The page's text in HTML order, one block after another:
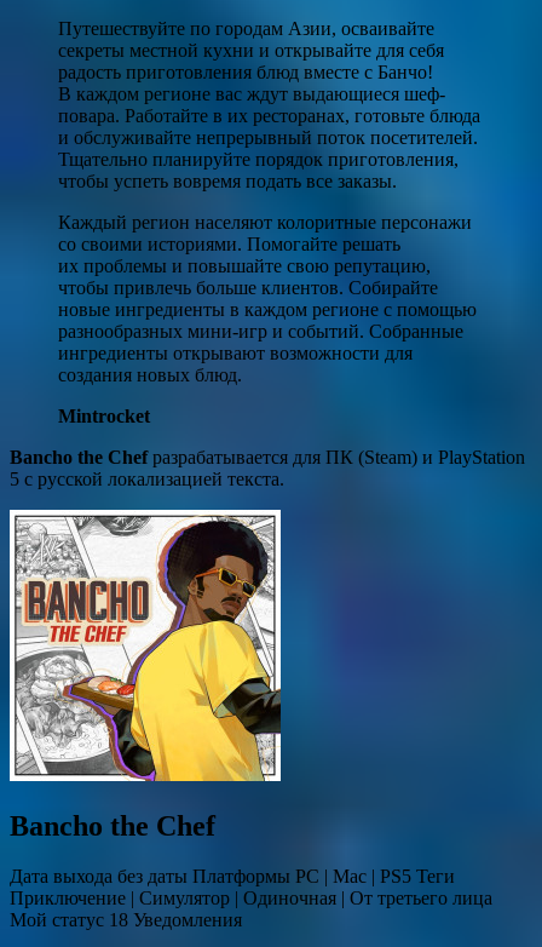
Путешествуйте по городам Азии, осваивайте
секреты местной кухни и открывайте для себя
радость приготовления блюд вместе с Банчо!
В каждом регионе вас ждут выдающиеся шеф-
повара. Работайте в их ресторанах, готовьте блюда
и обслуживайте непрерывный поток посетителей.
Тщательно планируйте порядок приготовления,
чтобы успеть вовремя подать все заказы.
Каждый регион населяют колоритные персонажи
со своими историями. Помогайте решать
их проблемы и повышайте свою репутацию,
чтобы привлечь больше клиентов. Собирайте
новые ингредиенты в каждом регионе с помощью
разнообразных мини-игр и событий. Собранные
ингредиенты открывают возможности для
создания новых блюд.
Mintrocket
Bancho the Chefразрабатывается для ПК (Steam) и PlayStation
5 с русской локализацией текста.
Bancho the Chef
Дата выхода без даты Платформы PC | Mac | PS5 Теги
Приключение | Симулятор | Одиночная | От третьего лица
Мой статус 18 Уведомления